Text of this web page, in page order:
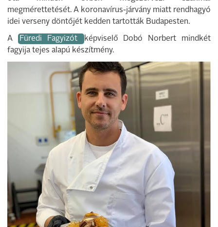
megmérettetését. A koronavírus-járvány miatt rendhagyó
idei verseny döntőjét kedden tartották Budapesten.
A Füredi Fagyizót
képviselő Dobó Norbert mindkét
fagyija tejes alapú készítmény.